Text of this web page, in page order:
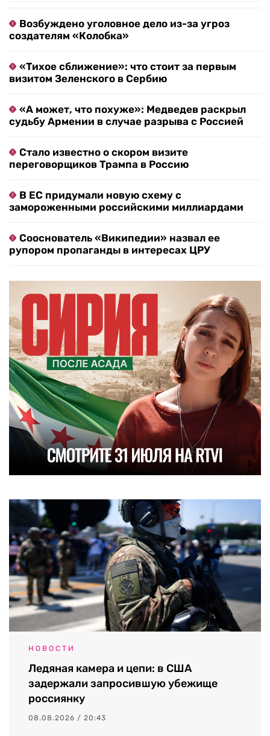
Возбуждено уголовное дело из-за угроз
создателям «Колобка»
«Тихое сближение»: что стоит за первым
визитом Зеленского в Сербию
«А может, что похуже»: Медведев раскрыл
судьбу Армении в случае разрыва с Россией
Стало известно о скором визите
переговорщиков Трампа в Россию
В ЕС придумали новую схему с
замороженными российскими миллиардами
Сооснователь «Википедии» назвал ее
рупором пропаганды в интересах ЦРУ
НОВОСТИ
Ледяная камера и цепи: в США
задержали запросившую убежище
россиянку
08.08.2026 / 20:43